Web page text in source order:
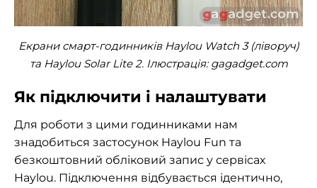
Екрани смарт-годинників Haylou Watch 3 (ліворуч)
та Haylou Solar Lite 2. Ілюстрація: gagadget.com
Як підключити і налаштувати
Для роботи з цими годинниками нам
знадобиться застосунок Haylou Fun та
безкоштовний обліковий запис у сервісах
Haylou. Підключення відбувається ідентично,